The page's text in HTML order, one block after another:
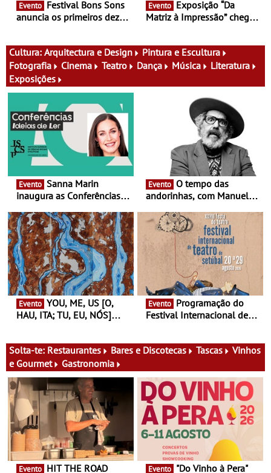
Evento
anuncia os primeiros dez
Evento
Matriz à Impressão” chega
nova exposição do Museu
do Oriente prova-o
Cultura: Arquitectura e Design
Pintura e Escultura
Fotografia
Cinema Teatro Dança Música
Literatura
Exposições
Evento
inaugura as Conferências
Antiga primeira-ministra da
Finlândia é a convidada da
primeira edição do novo
ciclo de debates dedicado
aos grandes temas do
nosso tempo
Evento
andorinhas, com Manuel
Atum - Concerto
performance na MAAT
Gallery a 3 de Setembro,
19:30
Evento
HAU, ITA; TU, EU, NÓS]
13 de Dezembro
Evento
Festival Internacional de
29 de Agosto
Solta-te: Restaurantes Bares e Discotecas Tascas
Vinhos
e Gourmet
Gastronomia
Evento Evento